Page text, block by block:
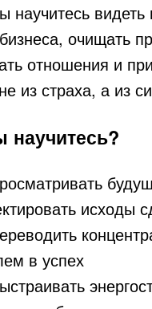
научитесь
очищать
отношения и
из страха, а из
научитесь?
исходы
в успех